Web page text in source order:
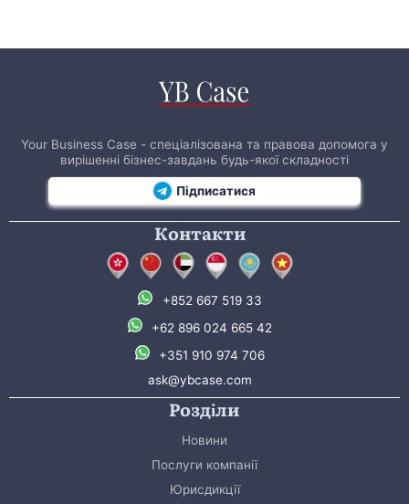
Your Business Case - спеціалізована та правова допомога у
вирішенні бізнес-завдань будь-якої складності
Підписатися
Контакти
+852 667 519 33
+62 896 024 665 42
+351 910 974 706
ask@ybcase.com
Розділи
Новини
Послуги компанії
Юрисдикції